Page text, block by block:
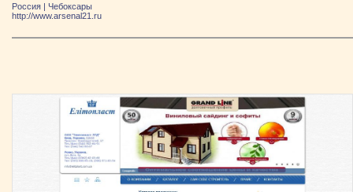
Россия | Чебоксары
http://www.arsenal21.ru